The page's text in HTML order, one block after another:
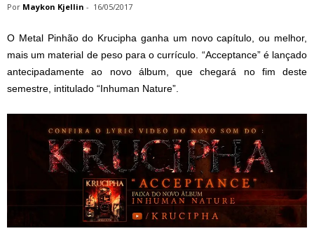
Por Maykon Kjellin - 16/05/2017
O Metal Pinhão do Krucipha ganha um novo capítulo, ou melhor,
mais um material de peso para o currículo. “Acceptance” é lançado
antecipadamente ao novo álbum, que chegará no fim deste
semestre, intitulado “Inhuman Nature”.